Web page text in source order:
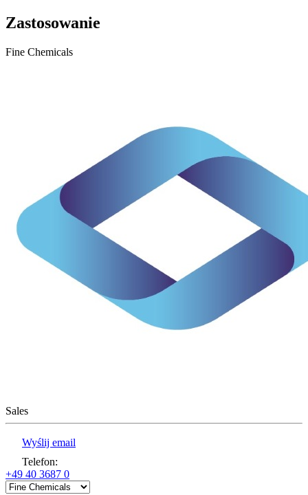
Zastosowanie
Fine Chemicals
Sales
Wyślij email
Telefon:
+49 40 3687 0